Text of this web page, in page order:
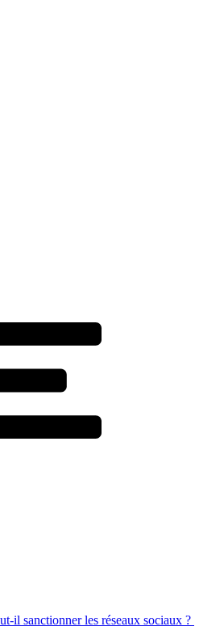
il sanctionner les réseaux sociaux ?